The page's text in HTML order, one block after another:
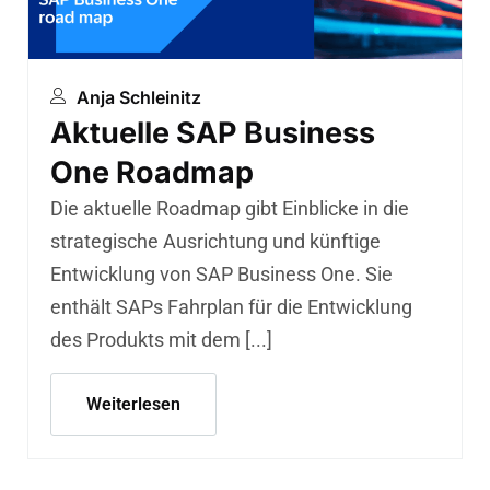
Anja Schleinitz
Aktuelle SAP Business
One Roadmap
Die aktuelle Roadmap gibt Einblicke in die
strategische Ausrichtung und künftige
Entwicklung von SAP Business One. Sie
enthält SAPs Fahrplan für die Entwicklung
des Produkts mit dem [...]
Weiterlesen